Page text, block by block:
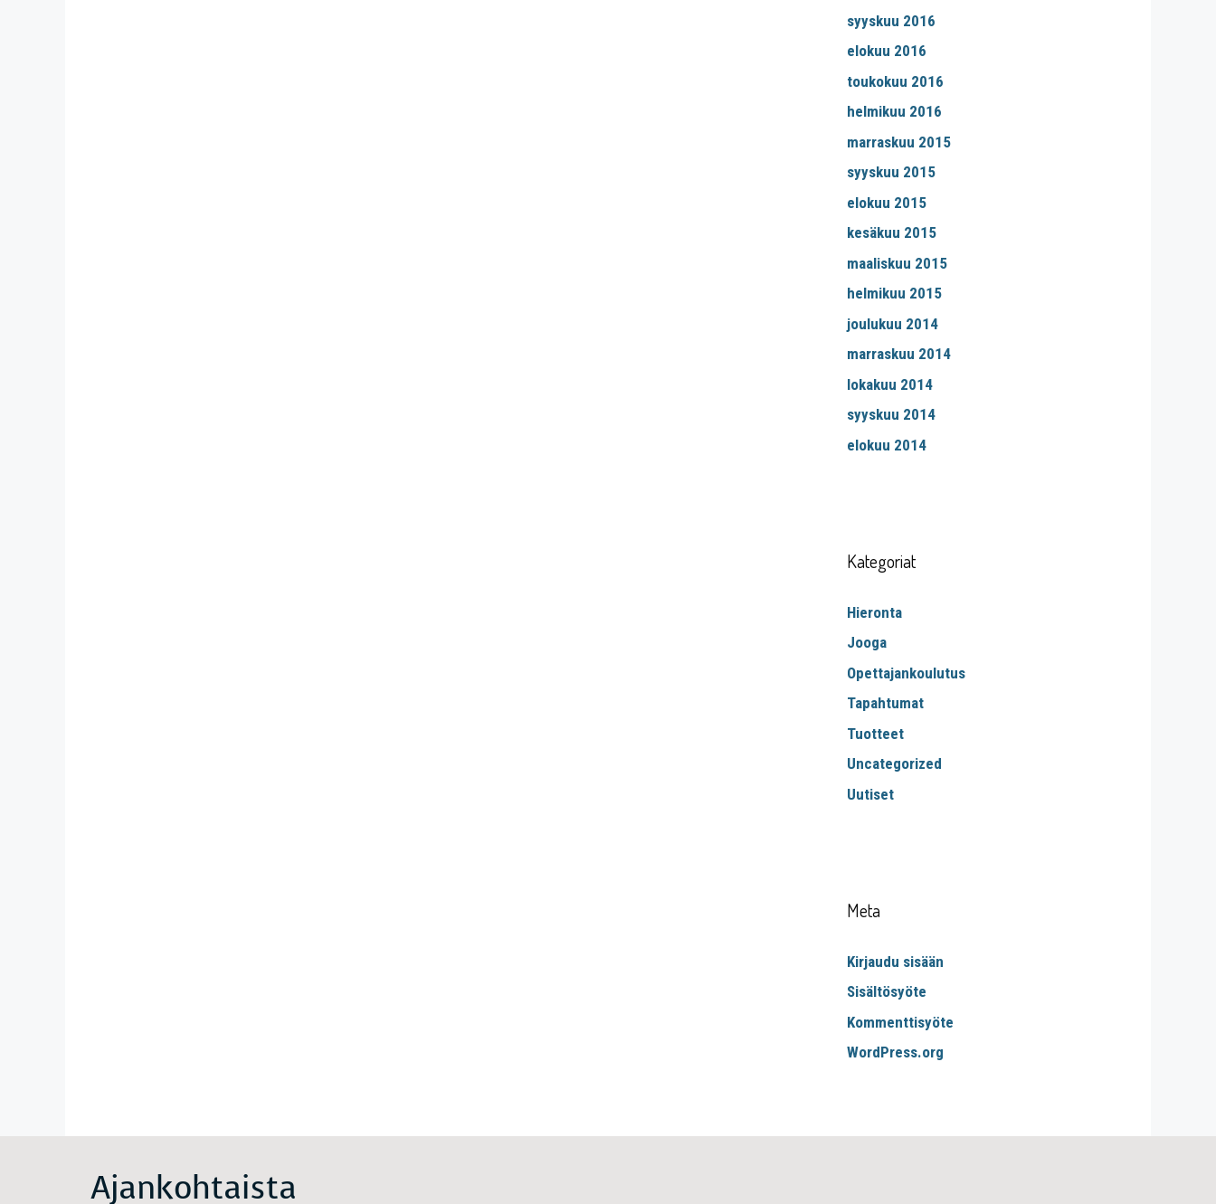
syyskuu 2016
elokuu 2016
toukokuu 2016
helmikuu 2016
marraskuu 2015
syyskuu 2015
elokuu 2015
kesäkuu 2015
maaliskuu 2015
helmikuu 2015
joulukuu 2014
marraskuu 2014
lokakuu 2014
syyskuu 2014
elokuu 2014
Kategoriat
Hieronta
Jooga
Opettajankoulutus
Tapahtumat
Tuotteet
Uncategorized
Uutiset
Meta
Kirjaudu sisään
Sisältösyöte
Kommenttisyöte
WordPress.org
Ajankohtaista